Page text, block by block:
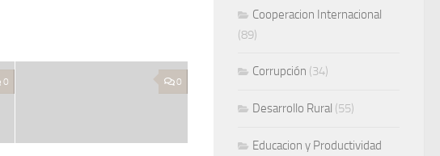
0 0
Cooperacion Internacional
(89)
Corrupción (34)
Desarrollo Rural (55)
Educacion y Productividad